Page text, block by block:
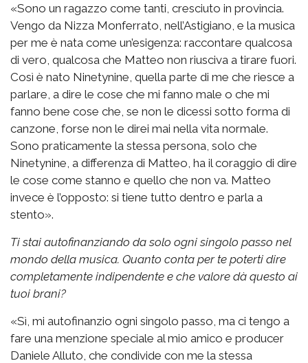
«Sono un ragazzo come tanti, cresciuto in provincia.
Vengo da Nizza Monferrato, nell’Astigiano, e la musica
per me è nata come un’esigenza: raccontare qualcosa
di vero, qualcosa che Matteo non riusciva a tirare fuori.
Così è nato Ninetynine, quella parte di me che riesce a
parlare, a dire le cose che mi fanno male o che mi
fanno bene cose che, se non le dicessi sotto forma di
canzone, forse non le direi mai nella vita normale.
Sono praticamente la stessa persona, solo che
Ninetynine, a differenza di Matteo, ha il coraggio di dire
le cose come stanno e quello che non va. Matteo
invece è l’opposto: si tiene tutto dentro e parla a
stento».
Ti stai autofinanziando da solo ogni singolo passo nel
mondo della musica. Quanto conta per te poterti dire
completamente indipendente e che valore dà questo ai
tuoi brani?
«Sì, mi autofinanzio ogni singolo passo, ma ci tengo a
fare una menzione speciale al mio amico e producer
Daniele Alluto, che condivide con me la stessa